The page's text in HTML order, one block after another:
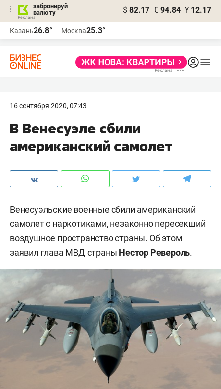
забронируй
валюту
$ 82.17 € 94.84 ¥ 12.17
Казань26.8° Москва25.3°
16 сентября 2020, 07:43
В Венесуэле сбили
американский самолет
Венесуэльские военные сбили американский
самолет с наркотиками, незаконно пересекший
воздушное пространство страны. Об этом
заявил глава МВД страны Нестор Ревероль.